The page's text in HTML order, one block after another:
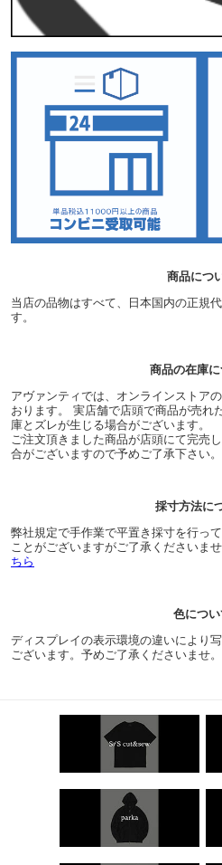
商品につ
当店の品物はすべて、日本国内の正規
す。
商品の在庫
アヴァンティでは、オンラインストア
おります。 実店舗で店頭で商品が売れ
庫とズレが生じる場合がございます。
ご注文頂きました商品が店頭にて完売
合がございますので予めご了承下さい。
採寸方法に
弊社規定で手作業で平置き採寸を行っ
ことがございますがご了承くださいませ
ちら
色につい
ディスプレイの表示環境の違いにより
ございます。予めご了承くださいませ。